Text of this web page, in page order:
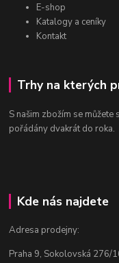
E-shop
Katalogy a ceníky
Kontakt
Trhy na kterých
S našim zbožím se můžete
pořádány dvakrát do roka.
Kde nás najdete
Adresa prodejny:
Praha 9, Sokolovská 276/